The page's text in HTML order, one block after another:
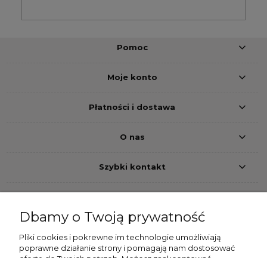
Pomoc
Moje konto
Płatności i dostawa
O nas
Szybki kontakt
Przelew bankowy Pobranie Szybkie przelewy24
Dbamy o Twoją prywatność
Pliki cookies i pokrewne im technologie umożliwiają
poprawne działanie strony i pomagają nam dostosować